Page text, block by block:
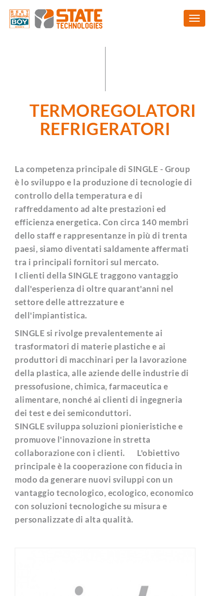
TERMOREGOLATORI
REFRIGERATORI
La competenza principale di SINGLE - Group
è lo sviluppo e la produzione di tecnologie di
controllo della temperatura e di
raffreddamento ad alte prestazioni ed
efficienza energetica. Con circa 140 membri
dello staff e rappresentanze in più di trenta
paesi, siamo diventati saldamente affermati
tra i principali fornitori sul mercato.
I clienti della SINGLE traggono vantaggio
dall'esperienza di oltre quarant'anni nel
settore delle attrezzature e
dell'impiantistica.
SINGLE si rivolge prevalentemente ai
trasformatori di materie plastiche e ai
produttori di macchinari per la lavorazione
della plastica, alle aziende delle industrie di
pressofusione, chimica, farmaceutica e
alimentare, nonché ai clienti di ingegneria
dei test e dei semiconduttori.
SINGLE sviluppa soluzioni pionieristiche e
promuove l'innovazione in stretta
collaborazione con i clienti. L'obiettivo
principale è la cooperazione con fiducia in
modo da generare nuovi sviluppi con un
vantaggio tecnologico, ecologico, economico
con soluzioni tecnologiche su misura e
personalizzate di alta qualità.